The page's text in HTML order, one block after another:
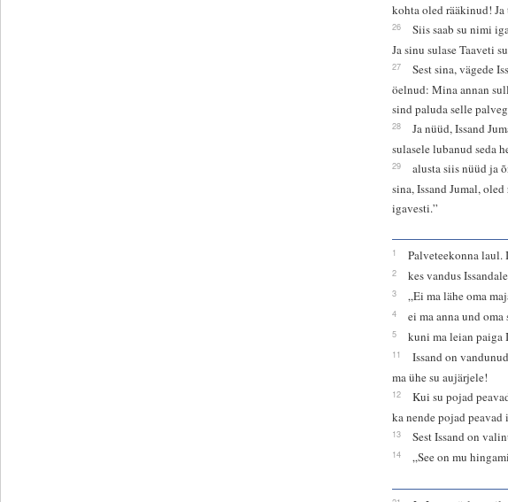
kohta oled rääkinud! Ja
26
Siis saab su nimi
Ja sinu sulase Taaveti
27
Sest sina, vägede
öelnud: Mina annan
sind paluda selle
28
Ja nüüd, Issand
sulasele lubanud seda
29
alusta siis nüüd ja
sina, Issand Jumal,
igavesti.”
1 Palveteekonna laul.
2 kes vandus
3 „Ei ma lähe oma
4 ei ma anna und
5 kuni ma leian paiga
11
Issand on
ma ühe su aujärjele!
12
Kui su pojad
ka nende pojad
13 Sest Issand on
14 „See on mu